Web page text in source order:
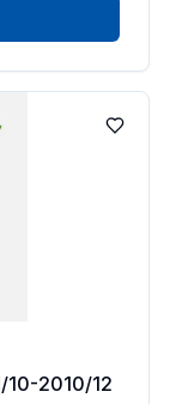
Lägg till